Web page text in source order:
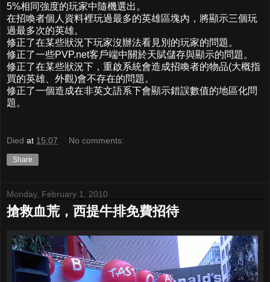
5%相同強度的玩家中隨機選出。
在招喚者個人資料裡玩過最多的英雄區塊內，將顯示三個玩
過最多次的英雄。
修正了在某些狀況下玩家沒辦法看見別的玩家的問題。
修正了一些PVP.net客戶端中關於天賦儲存與顯示的問題。
修正了在某些狀況下，重啟系統會造成招喚者的物品(大概指
買的英雄、外觀)會不存在的問題。
修正了一個造成在非英文語系下會顯示錯誤數值的地區化問
題。
Died at 15:07 No comments:
Share
Monday, February 1, 2010
搶救血荒，西提牛排免費招待